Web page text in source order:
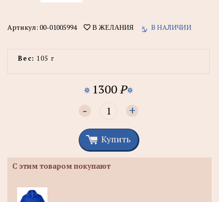
Артикул: 00-01005994 В ЖЕЛАНИЯ В НАЛИЧИИ
Вес: 105 г
1300P
- +
Купить
С этим товаром покупают